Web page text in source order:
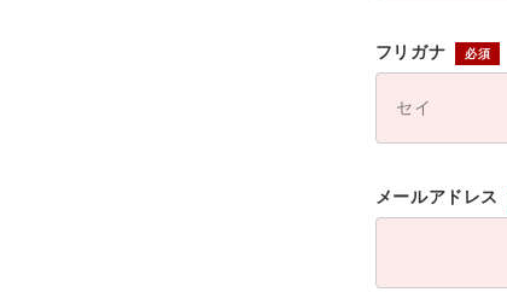
フリガナ
メールアドレス